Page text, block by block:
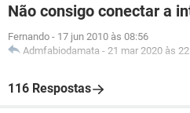
Não consigo conectar a
Fernando - 17 jun 2010 às 08:56
Admfabiodamata - 21 mar 2020 às
116 Respostas